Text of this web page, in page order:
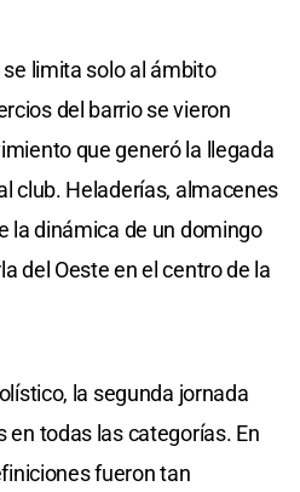
limita solo al ámbito
del barrio se vieron
que generó la llegada
club. Heladerías, almacenes
la dinámica de un domingo
del Oeste en el centro de la
la segunda jornada
todas las categorías. En
fueron tan